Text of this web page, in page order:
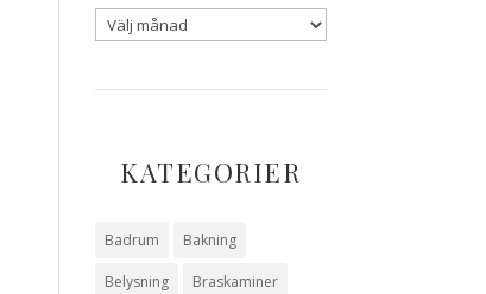
KATEGORIER
Badrum Bakning
Belysning Braskaminer